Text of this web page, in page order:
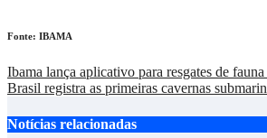
Fonte: IBAMA
Navegação
de
Post
Ibama lança aplicativo para resgates de
Brasil registra as primeiras cavernas
Notícias relacionadas